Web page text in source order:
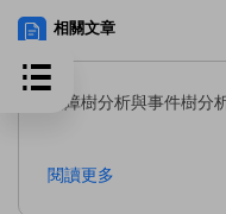
相關文章
故障樹分析與事件樹
閱讀更多